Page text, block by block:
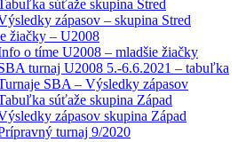
súťaže skupina Stred
zápasov – skupina Stred
žiačky – U2008
o tíme U2008 – mladšie žiačky
turnaj U2008 5.-6.6.2021 – tabuľka
SBA – Výsledky zápasov
súťaže skupina Západ
zápasov skupina Západ
turnaj 9/2020